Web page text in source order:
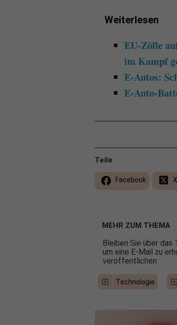
Weiterlesen
EU-Zölle
im Kampf
E-Autos:
E-Auto-
Teile
Facebook X
MEHR ZUM THEMA
Bleiben Sie über
um eine E-Mail zu
veröffentlichen
Technologie